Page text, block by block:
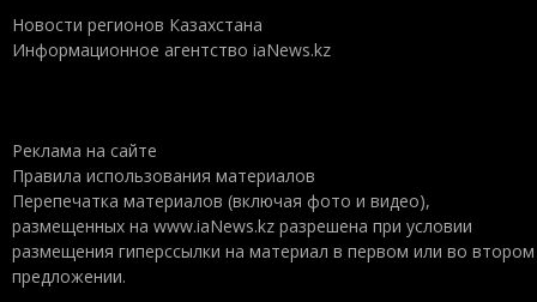
Новости регионов Казахстана
Информационное агентство iaNews.kz
Реклама на сайте
Правила использования материалов
Перепечатка материалов (включая фото и видео),
размещенных на www.iaNews.kz разрешена при условии
размещения гиперссылки на материал в первом или во втором
предложении.